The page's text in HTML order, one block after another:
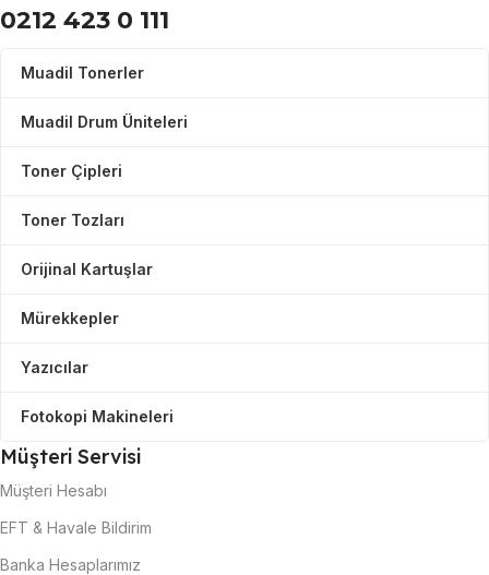
0212 423 0 111
Muadil Tonerler
Muadil Drum Üniteleri
Toner Çipleri
Toner Tozları
Orijinal Kartuşlar
Mürekkepler
Yazıcılar
Fotokopi Makineleri
Müşteri Servisi
Müşteri Hesabı
EFT & Havale Bildirim
Banka Hesaplarımız